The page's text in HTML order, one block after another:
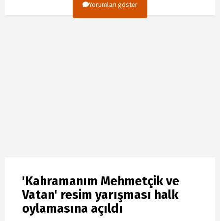
Yorumları göster
'Kahramanım Mehmetçik ve
Vatan' resim yarışması halk
oylamasına açıldı